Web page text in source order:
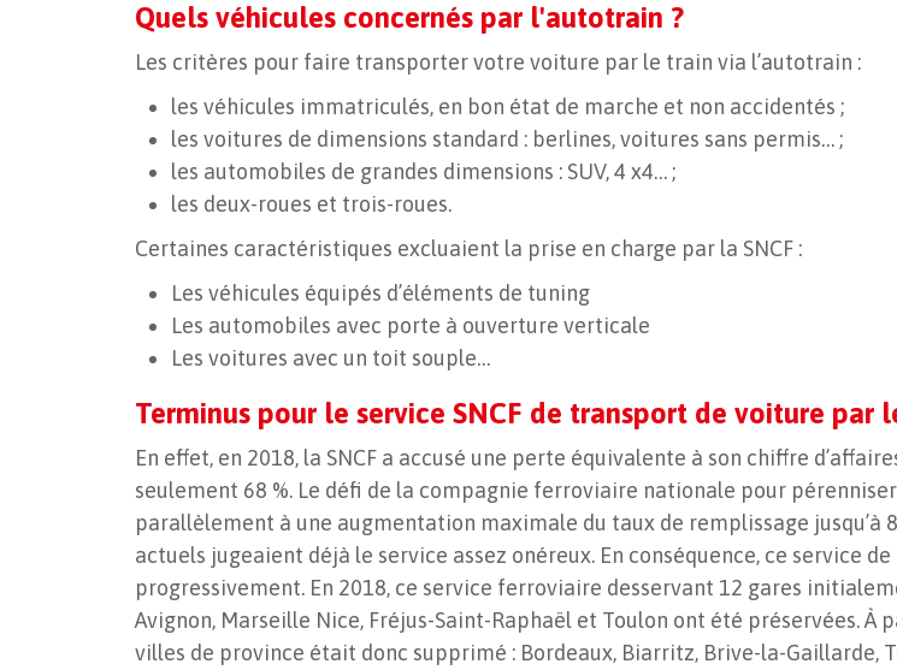
Quels véhicules concernés par l'autotrain ?
Les critères pour faire transporter votre voiture par le train via l’autotrain :
les véhicules immatriculés, en bon état de marche et non accidentés ;
les voitures de dimensions standard : berlines, voitures sans permis… ;
les automobiles de grandes dimensions : SUV, 4 x4… ;
les deux-roues et trois-roues.
Certaines caractéristiques excluaient la prise en charge par la SNCF :
Les véhicules équipés d’éléments de tuning
Les automobiles avec porte à ouverture verticale
Les voitures avec un toit souple…
Terminus pour le service SNCF de transport de voiture par
En effet, en 2018, la SNCF a accusé une perte équivalente à son chiffre
seulement 68 %. Le défi de la compagnie ferroviaire nationale pour
parallèlement à une augmentation maximale du taux de remplissage jusqu’à
actuels jugeaient déjà le service assez onéreux. En conséquence, ce service
progressivement. En 2018, ce service ferroviaire desservant 12 gares
Avignon, Marseille Nice, Fréjus-Saint-Raphaël et Toulon ont été préservées.
villes de province était donc supprimé : Bordeaux, Biarritz, Brive-la-Gaillarde,